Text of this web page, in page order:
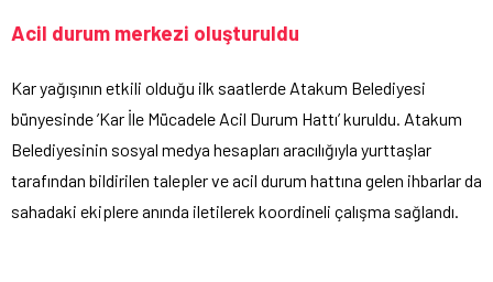
Acil durum merkezi oluşturuldu
Kar yağışının etkili olduğu ilk saatlerde Atakum Belediyesi
bünyesinde ’Kar İle Mücadele Acil Durum Hattı’ kuruldu. Atakum
Belediyesinin sosyal medya hesapları aracılığıyla yurttaşlar
tarafından bildirilen talepler ve acil durum hattına gelen ihbarlar da
sahadaki ekiplere anında iletilerek koordineli çalışma sağlandı.